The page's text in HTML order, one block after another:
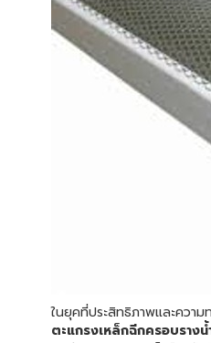
ในยุคที่ประสิทธิภาพและควา
ตะแกรงเหล็กฉีกครอบราง